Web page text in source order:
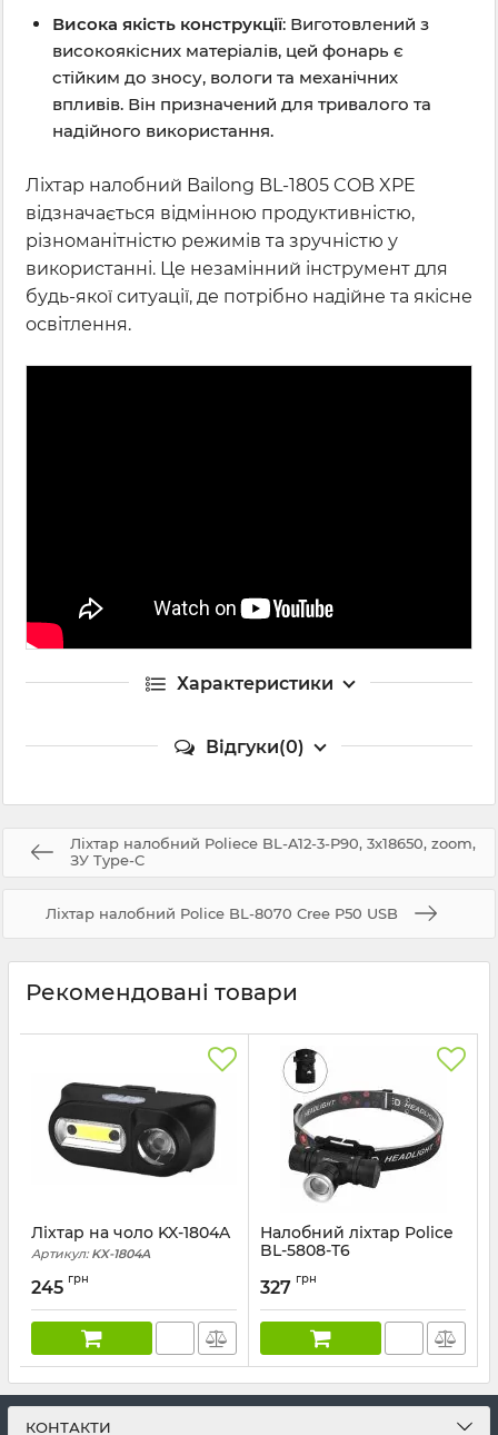
Висока якість конструкції: Виготовлений з
високоякісних матеріалів, цей фонарь є
стійким до зносу, вологи та механічних
впливів. Він призначений для тривалого та
надійного використання.
Ліхтар налобний Bailong BL-1805 COB XPE
відзначається відмінною продуктивністю,
різноманітністю режимів та зручністю у
використанні. Це незамінний інструмент для
будь-якої ситуації, де потрібно надійне та якісне
освітлення.
Характеристики
Відгуки(0)
Ліхтар налобний Poliece BL-A12-3-P90, 3x18650, zoom,
ЗУ Type-C
Ліхтар налобний Police BL-8070 Cree P50 USB
Рекомендовані товари
Ліхтар на чоло KX-1804A
Артикул:KX-1804A
245 грн
Налобний ліхтар Police
BL-5808-T6
327 грн
КОНТАКТИ